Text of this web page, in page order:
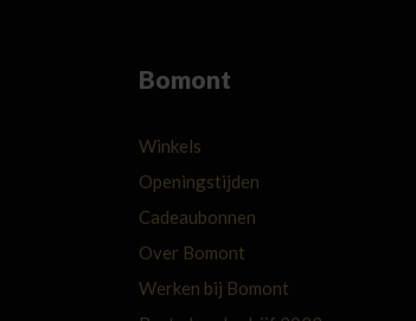
Bomont
Winkels
Openingstijden
Cadeaubonnen
Over Bomont
Werken bij Bomont